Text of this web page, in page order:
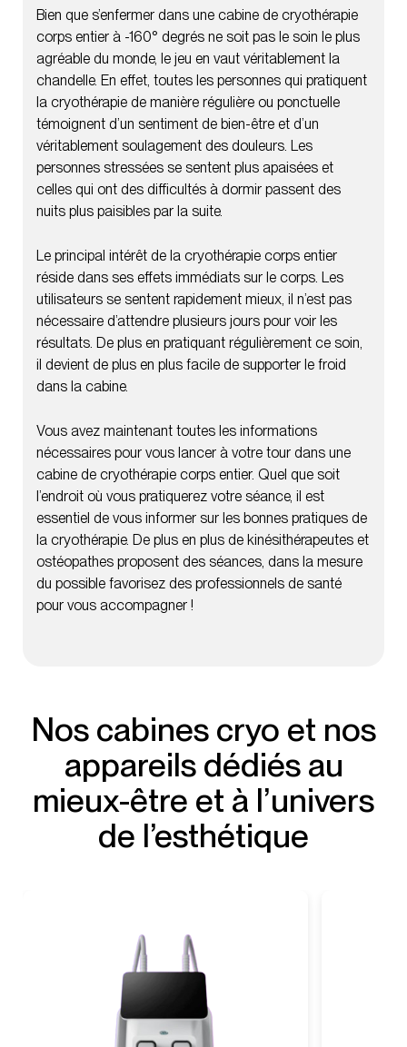
Bien que s’enfermer dans une cabine de cryothérapie
corps entier à -160° degrés ne soit pas le soin le plus
agréable du monde, le jeu en vaut véritablement la
chandelle. En effet, toutes les personnes qui pratiquent
la cryothérapie de manière régulière ou ponctuelle
témoignent d’un sentiment de bien-être et d’un
véritablement soulagement des douleurs. Les
personnes stressées se sentent plus apaisées et
celles qui ont des difficultés à dormir passent des
nuits plus paisibles par la suite.
Le principal intérêt de la cryothérapie corps entier
réside dans ses effets immédiats sur le corps. Les
utilisateurs se sentent rapidement mieux, il n’est pas
nécessaire d’attendre plusieurs jours pour voir les
résultats. De plus en pratiquant régulièrement ce soin,
il devient de plus en plus facile de supporter le froid
dans la cabine.
Vous avez maintenant toutes les informations
nécessaires pour vous lancer à votre tour dans une
cabine de cryothérapie corps entier. Quel que soit
l’endroit où vous pratiquerez votre séance, il est
essentiel de vous informer sur les bonnes pratiques de
la cryothérapie. De plus en plus de kinésithérapeutes et
ostéopathes proposent des séances, dans la mesure
du possible favorisez des professionnels de santé
pour vous accompagner !
Nos cabines cryo et nos
appareils dédiés au
mieux-être et à l’univers
de l’esthétique